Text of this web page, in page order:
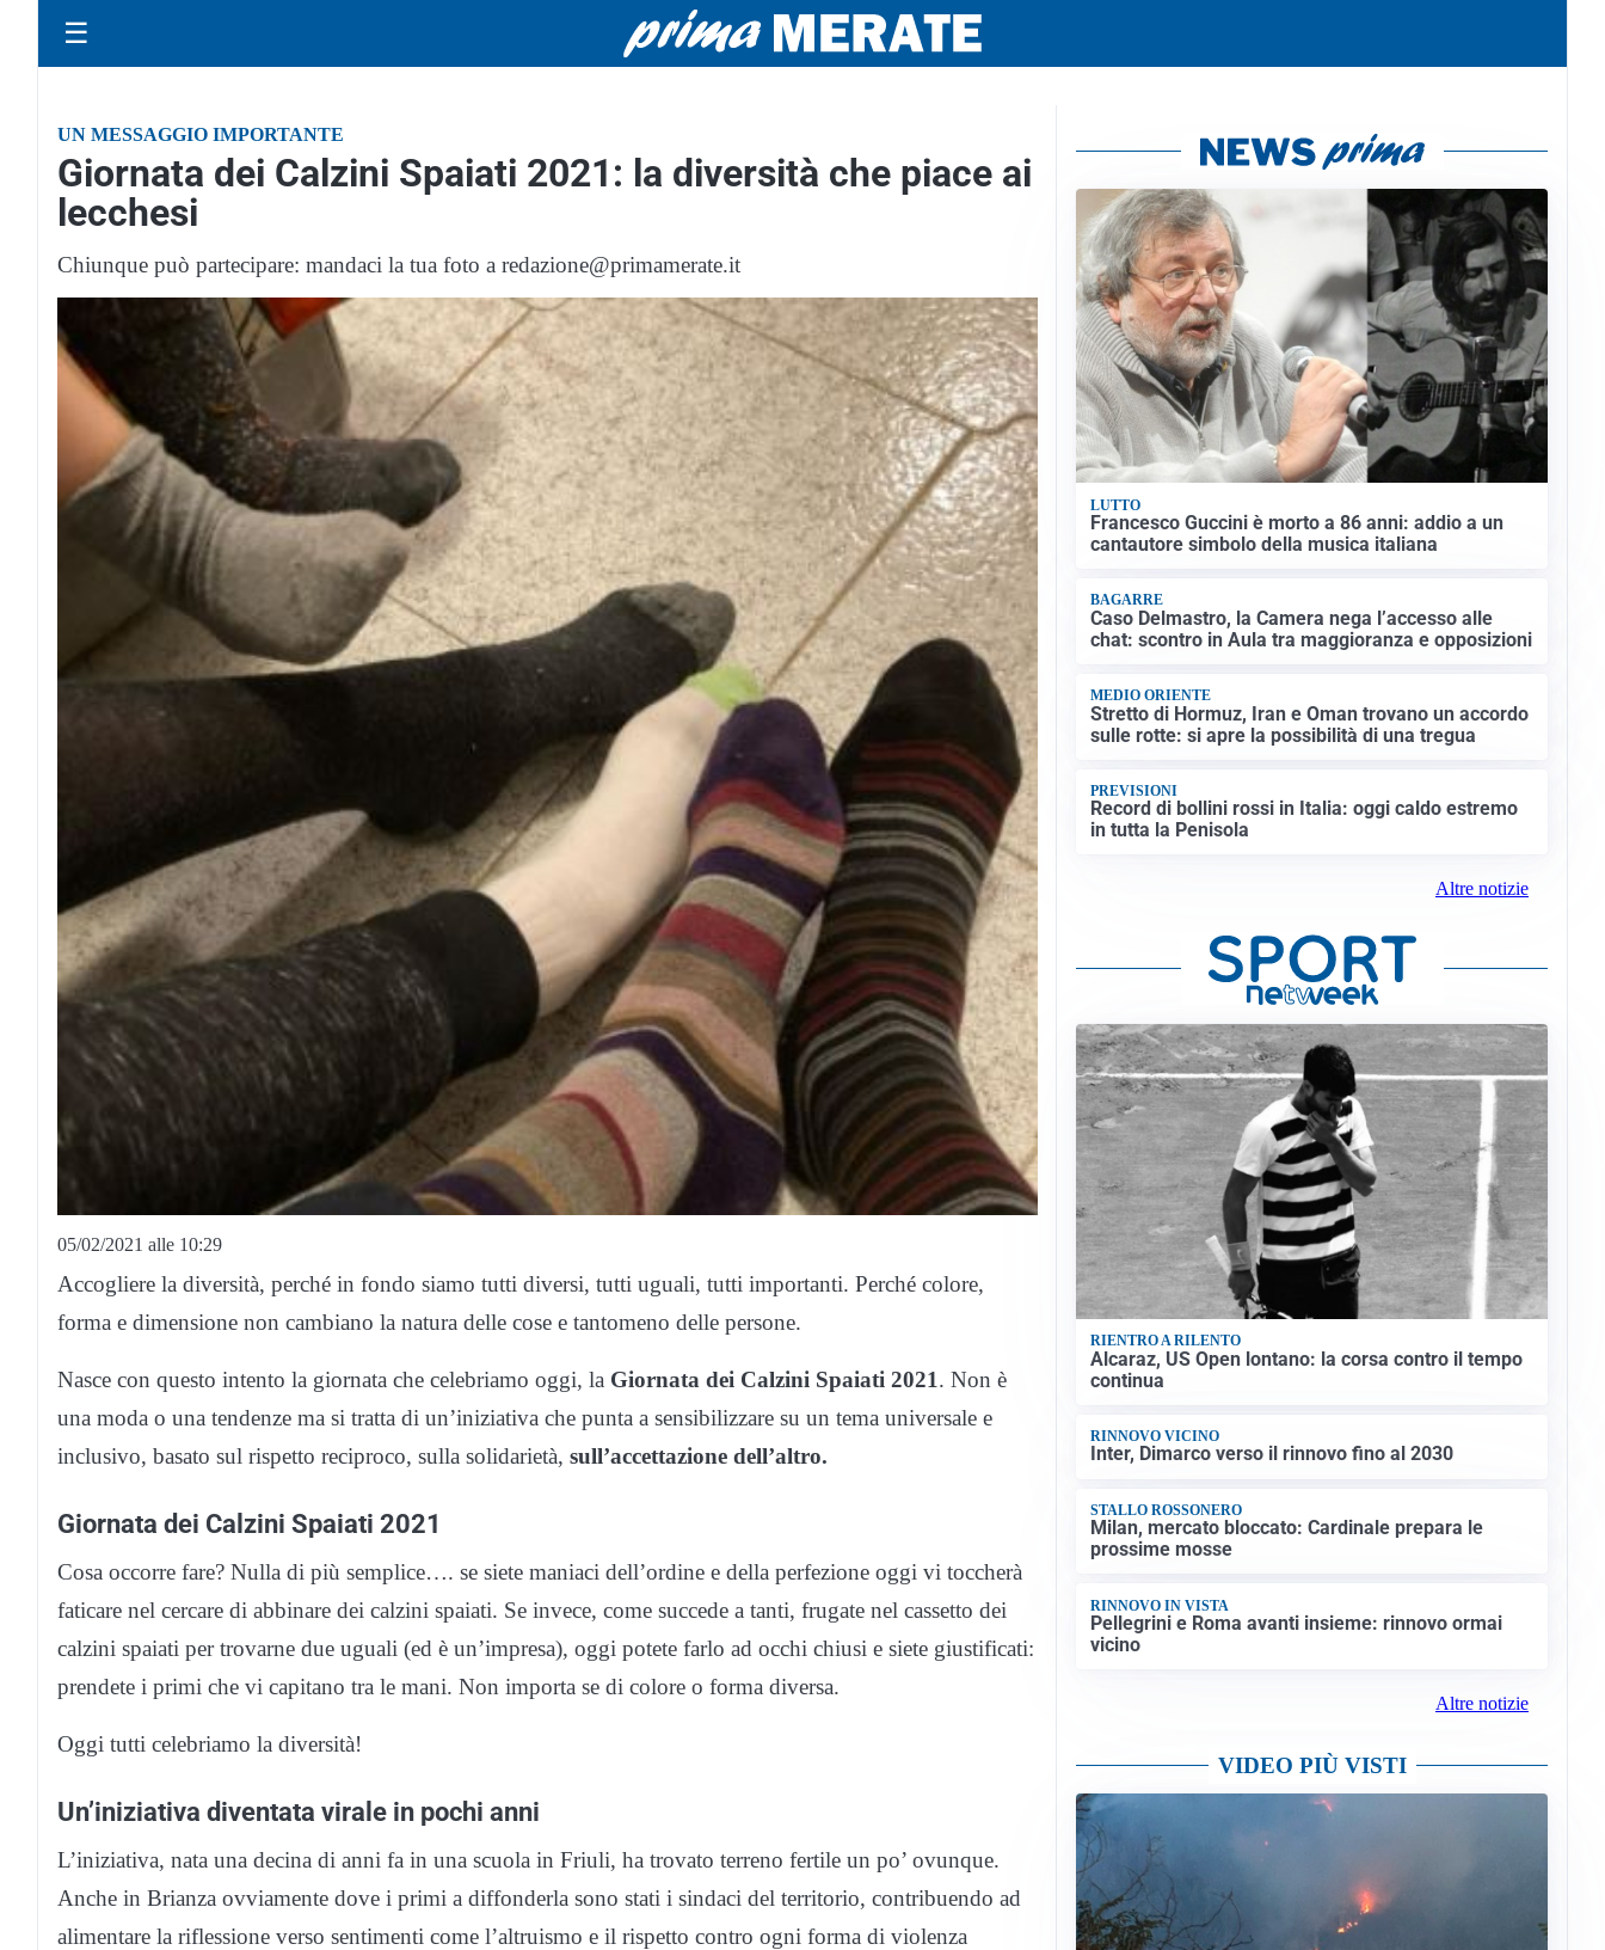
☰
UN MESSAGGIO IMPORTANTE
Giornata dei Calzini Spaiati 2021: la diversità che piace ai
lecchesi
Chiunque può partecipare: mandaci la tua foto a redazione@primamerate.it
05/02/2021 alle 10:29
Accogliere la diversità, perché in fondo siamo tutti diversi, tutti uguali, tutti importanti. Perché colore,
forma e dimensione non cambiano la natura delle cose e tantomeno delle persone.
Nasce con questo intento la giornata che celebriamo oggi, la Giornata dei Calzini Spaiati 2021. Non è
una moda o una tendenze ma si tratta di un’iniziativa che punta a sensibilizzare su un tema universale e
inclusivo, basato sul rispetto reciproco, sulla solidarietà, sull’accettazione dell’altro.
Giornata dei Calzini Spaiati 2021
Cosa occorre fare? Nulla di più semplice…. se siete maniaci dell’ordine e della perfezione oggi vi toccherà
faticare nel cercare di abbinare dei calzini spaiati. Se invece, come succede a tanti, frugate nel cassetto dei
calzini spaiati per trovarne due uguali (ed è un’impresa), oggi potete farlo ad occhi chiusi e siete giustificati:
prendete i primi che vi capitano tra le mani. Non importa se di colore o forma diversa.
Oggi tutti celebriamo la diversità!
Un’iniziativa diventata virale in pochi anni
L’iniziativa, nata una decina di anni fa in una scuola in Friuli, ha trovato terreno fertile un po’ ovunque.
Anche in Brianza ovviamente dove i primi a diffonderla sono stati i sindaci del territorio, contribuendo ad
alimentare la riflessione verso sentimenti come l’altruismo e il rispetto contro ogni forma di violenza
LUTTO
Francesco Guccini è morto a 86 anni: addio a un
cantautore simbolo della musica italiana
BAGARRE
Caso Delmastro, la Camera nega l’accesso alle
chat: scontro in Aula tra maggioranza e opposizioni
MEDIO ORIENTE
Stretto di Hormuz, Iran e Oman trovano un accordo
sulle rotte: si apre la possibilità di una tregua
PREVISIONI
Record di bollini rossi in Italia: oggi caldo estremo
in tutta la Penisola
Altre notizie
RIENTRO A RILENTO
Alcaraz, US Open lontano: la corsa contro il tempo
continua
RINNOVO VICINO
Inter, Dimarco verso il rinnovo fino al 2030
STALLO ROSSONERO
Milan, mercato bloccato: Cardinale prepara le
prossime mosse
RINNOVO IN VISTA
Pellegrini e Roma avanti insieme: rinnovo ormai
vicino
Altre notizie
VIDEO PIÙ VISTI